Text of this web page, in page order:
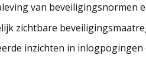
van beveiligingsnormen
zichtbare
inzichten in